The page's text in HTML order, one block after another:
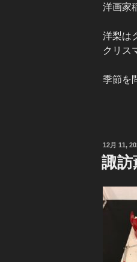
洋画家
洋梨は
クリス
季節を
投
稿
日:
12月 11,
諏訪